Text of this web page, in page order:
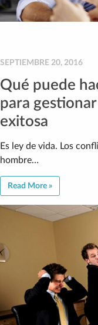
SEPTIEMBRE 20, 2016
Qué puede
para
exitosa
Es ley de vida. Los
hombre…
Read More »